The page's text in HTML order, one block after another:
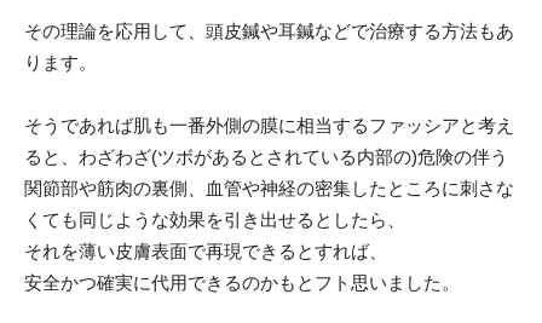
その理論を応用して、頭皮鍼や耳鍼などで治療する方法もあ
ります。
そうであれば肌も一番外側の膜に相当するファッシアと考え
ると、わざわざ(ツボがあるとされている内部の)危険の伴う
関節部や筋肉の裏側、血管や神経の密集したところに刺さな
くても同じような効果を引き出せるとしたら、
それを薄い皮膚表面で再現できるとすれば、
安全かつ確実に代用できるのかもとフト思いました。